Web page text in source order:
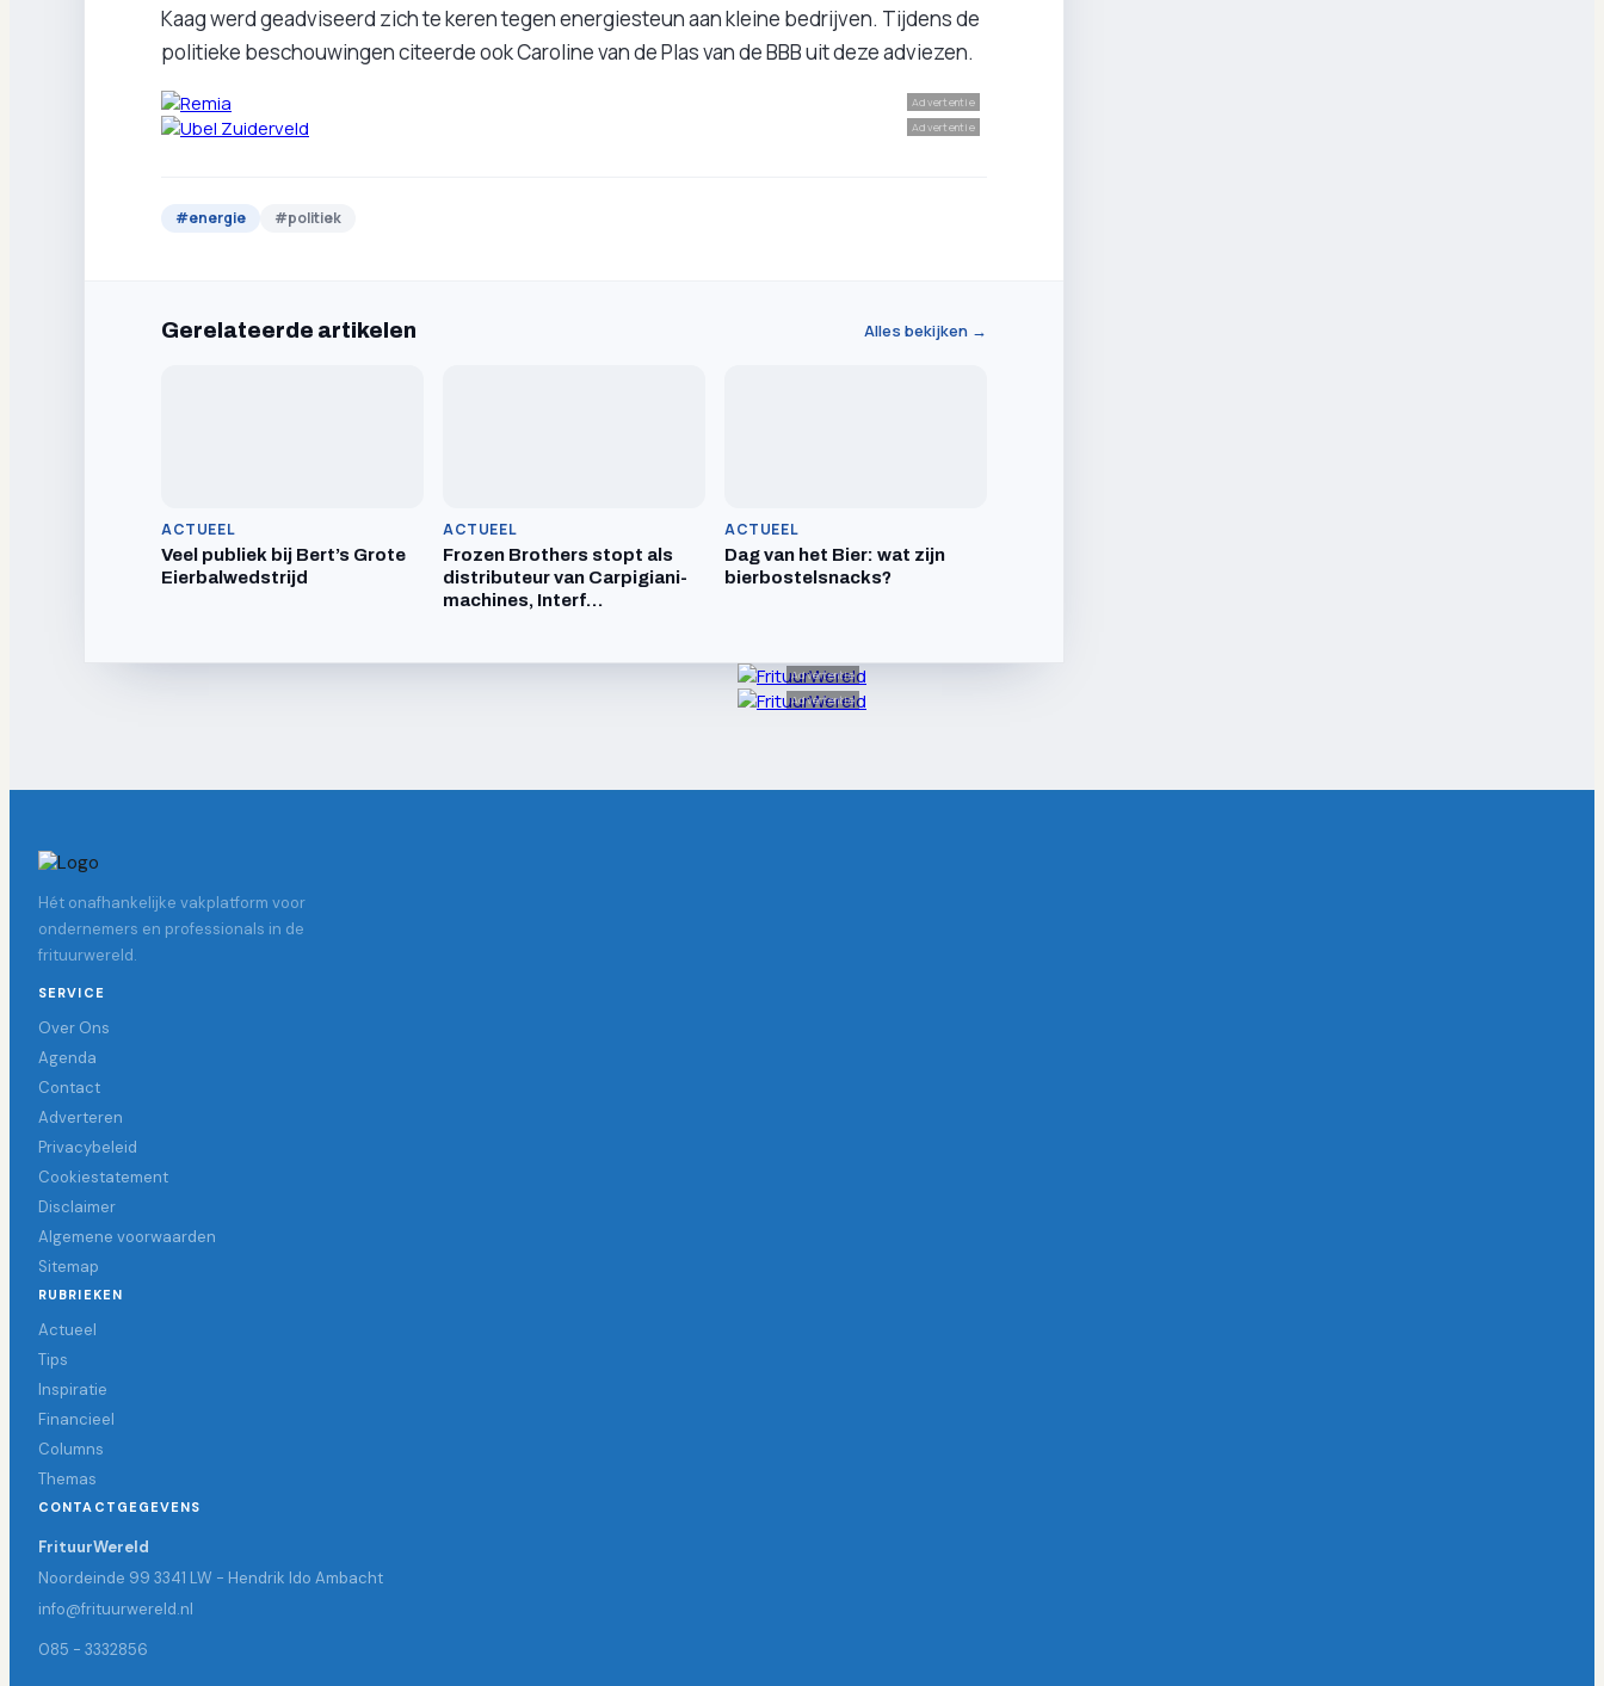
Kaag werd geadviseerd zich te keren tegen energiesteun aan kleine bedrijven. Tijdens de
politieke beschouwingen citeerde ook Caroline van de Plas van de BBB uit deze adviezen.
Advertentie
Advertentie
#energie #politiek
Gerelateerde artikelen Alles bekijken →
ACTUEEL
Veel publiek bij Bert’s Grote
Eierbalwedstrijd
ACTUEEL
Frozen Brothers stopt als
distributeur van Carpigiani-
machines, Interf…
ACTUEEL
Dag van het Bier: wat zijn
bierbostelsnacks?
Advertentie
Advertentie
Hét onafhankelijke vakplatform voor
ondernemers en professionals in de
frituurwereld.
SERVICE
Over Ons
Agenda
Contact
Adverteren
Privacybeleid
Cookiestatement
Disclaimer
Algemene voorwaarden
Sitemap
RUBRIEKEN
Actueel
Tips
Inspiratie
Financieel
Columns
Themas
CONTACTGEGEVENS
FrituurWereld
Noordeinde 99 3341 LW - Hendrik Ido Ambacht
info@frituurwereld.nl
085 - 3332856